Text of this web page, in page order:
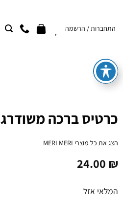
content
התחברות / הרשמה
כרטיס ברכה משודרג FOR THE RECORD
הצג את כל מוצרי MERI MERI
24.00 ₪
המלאי אזל